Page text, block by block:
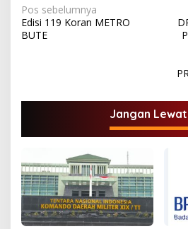
N
a
s
p
o
s
Pos sebelumnya
Edisi 119 Koran METRO
BUTE
Jangan